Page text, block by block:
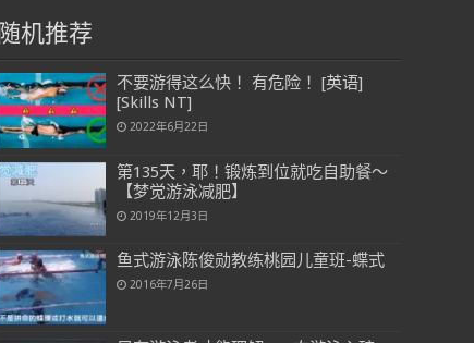
随机推荐
不要游得这么快！ 有危险！ [英语]
[Skills NT]
2022年6月22日
第135天，耶！锻炼到位就吃自助餐～
【梦觉游泳减肥】
2019年12月3日
鱼式游泳陈俊勋教练桃园儿童班-蝶式
2016年7月26日